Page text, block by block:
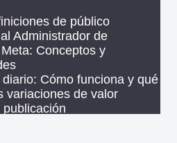
de público
Administrador de
Conceptos y
Cómo funciona y qué
variaciones de valor